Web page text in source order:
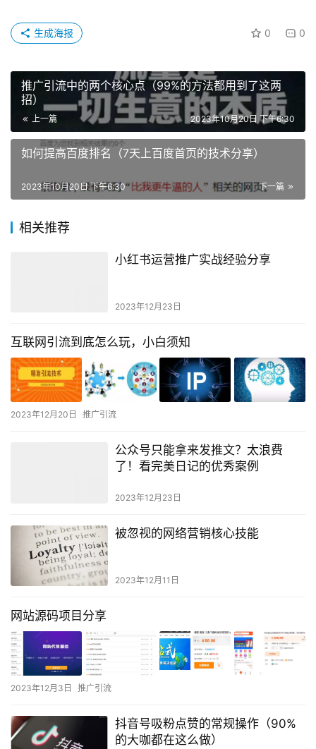
0 0
生成海报
推广引流中的两个核心点（99%的方法都用到了这两
招）
上一篇 2023年10月20日 下午6:30
如何提高百度排名（7天上百度首页的技术分享）
下一篇
2023年10月20日 下午6:30
相关推荐
小红书运营推广实战经验分享
2023年12月23日
互联网引流到底怎么玩，小白须知
2023年12月20日 推广引流
公众号只能拿来发推文？太浪费
了！看完美日记的优秀案例
2023年12月23日
被忽视的网络营销核心技能
2023年12月11日
网站源码项目分享
2023年12月3日 推广引流
抖音号吸粉点赞的常规操作（90%
的大咖都在这么做）